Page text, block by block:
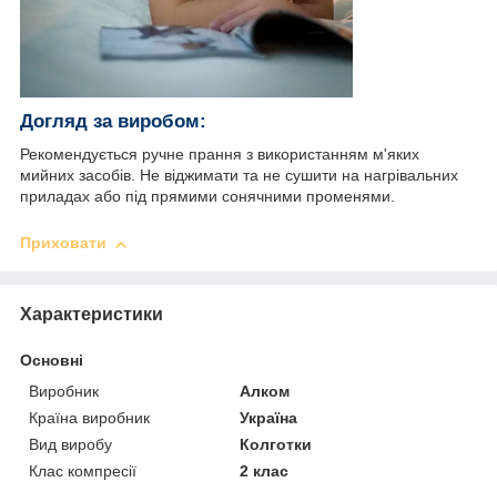
Догляд за виробом:
Рекомендується ручне прання з використанням м'яких
мийних засобів. Не віджимати та не сушити на нагрівальних
приладах або під прямими сонячними променями.
Приховати
Характеристики
Основні
Виробник
Алком
Країна виробник
Україна
Вид виробу
Колготки
Клас компресії
2 клас